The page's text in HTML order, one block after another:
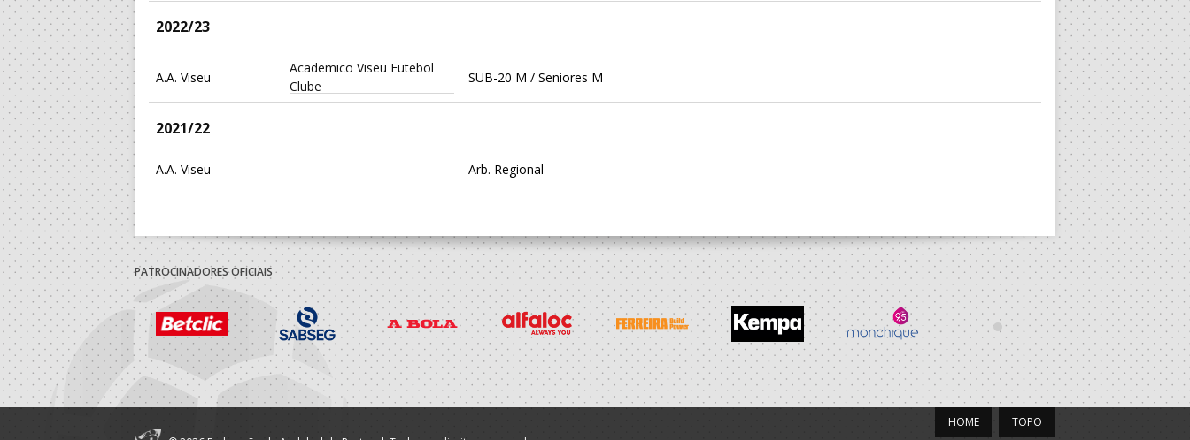
2022/23
A.A. Viseu
Academico Viseu Futebol
Clube
SUB-20 M / Seniores M
2021/22
A.A. Viseu Arb. Regional
2020/21
A.A. Viseu
Academico Viseu Futebol
Clube
SUB-19 M / Seniores M
2019/20
Academico Viseu Futebol
PATROCINADORES OFICIAIS
TOPO
HOME